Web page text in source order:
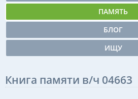
ПАМЯТЬ
БЛОГ
ИЩУ
Книга памяти в/ч 04663